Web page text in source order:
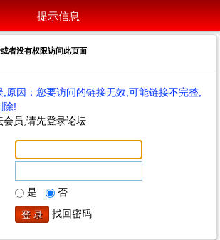
提示信息
者没有权限访问此页面
,原因：您要访问的链接无效,可能链接不完整,
除!
会员,请先登录论坛
是
否
找回密码